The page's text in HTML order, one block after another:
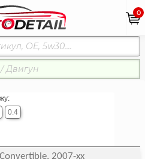
0
0.4
Convertible, 2007-xx